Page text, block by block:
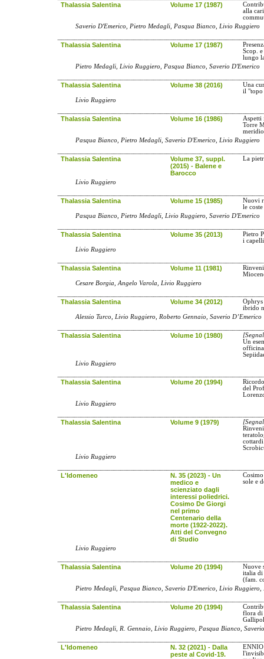
Thalassia Salentina Volume 17 (1987)
alla
Saverio D'Emerico, Pietro Medagli, Pasqua Bianco, Livio Ruggiero
Thalassia Salentina Volume 17 (1987)
Scop.
lungo
Pietro Medagli, Livio Ruggiero, Pasqua Bianco, Saverio D'Emerico
Thalassia Salentina Volume 38 (2016)
Una
il "topo
Livio Ruggiero
Thalassia Salentina Volume 16 (1986)
Aspetti
Torre
Pasqua Bianco, Pietro Medagli, Saverio D'Emerico, Livio Ruggiero
Thalassia Salentina
Volume 37, suppl.
(2015) - Balene e
Barocco
La
Livio Ruggiero
Thalassia Salentina Volume 15 (1985)
Nuovi
le
Pasqua Bianco, Pietro Medagli, Livio Ruggiero, Saverio D'Emerico
Thalassia Salentina Volume 35 (2013)
Pietro
i capelli
Livio Ruggiero
Thalassia Salentina Volume 11 (1981)
Cesare Borgia, Angelo Varola, Livio Ruggiero
Thalassia Salentina Volume 34 (2012)
ibrido
Alessio Turco, Livio Ruggiero, Roberto Gennaio, Saverio D’Emerico
Thalassia Salentina Volume 10 (1980)
Un
Livio Ruggiero
Thalassia Salentina Volume 20 (1994)
del
Livio Ruggiero
Thalassia Salentina Volume 9 (1979)
Livio Ruggiero
L'Idomeneo
N. 35 (2023) - Un
medico e
scienziato dagli
interessi poliedrici.
Cosimo De Giorgi
nel primo
Centenario della
morte (1922-2022).
Atti del Convegno
di Studio
sole e
Livio Ruggiero
Thalassia Salentina Volume 20 (1994)
Nuove
italia di
(fam.
Pietro Medagli, Pasqua Bianco, Saverio D'Emerico, Livio
Thalassia Salentina Volume 20 (1994)
flora di
Pietro Medagli, R. Gennaio, Livio Ruggiero, Pasqua Bianco,
L'Idomeneo
N. 32 (2021) - Dalla
peste al Covid-19.